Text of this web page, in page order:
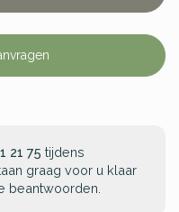
21 75 tijdens
graag voor u klaar
beantwoorden.